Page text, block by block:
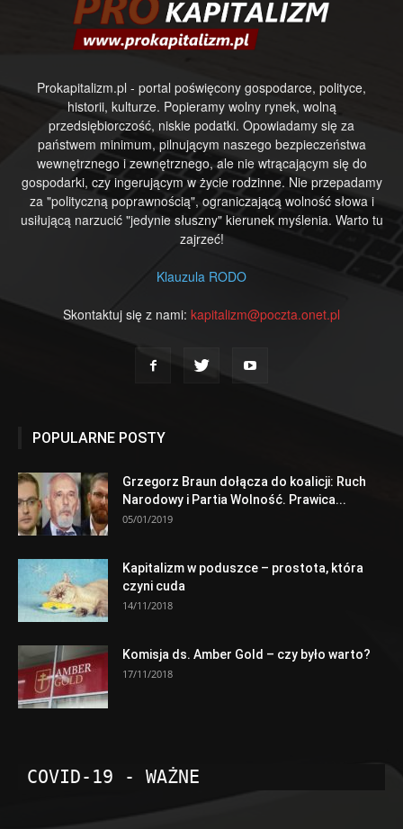
Prokapitalizm.pl - portal poświęcony gospodarce, polityce,
historii, kulturze. Popieramy wolny rynek, wolną
przedsiębiorczość, niskie podatki. Opowiadamy się za
państwem minimum, pilnującym naszego bezpieczeństwa
wewnętrznego i zewnętrznego, ale nie wtrącającym się do
gospodarki, czy ingerującym w życie rodzinne. Nie przepadamy
za "polityczną poprawnością", ograniczającą wolność słowa i
usiłującą narzucić "jedynie słuszny" kierunek myślenia. Warto tu
zajrzeć!
Klauzula RODO
Skontaktuj się z nami: kapitalizm@poczta.onet.pl
POPULARNE POSTY
Grzegorz Braun dołącza do koalicji: Ruch
Narodowy i Partia Wolność. Prawica...
05/01/2019
Kapitalizm w poduszce – prostota, która
czyni cuda
14/11/2018
Komisja ds. Amber Gold – czy było warto?
17/11/2018
COVID-19 - WAŻNE